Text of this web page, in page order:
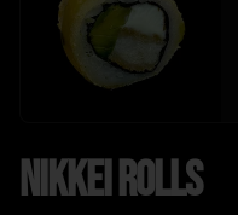
Nikkei Rolls